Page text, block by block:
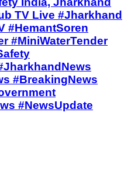
TV Live #Jharkhand
#HemantSoren
#MiniWaterTender
#BreakingNews
#NewsUpdate